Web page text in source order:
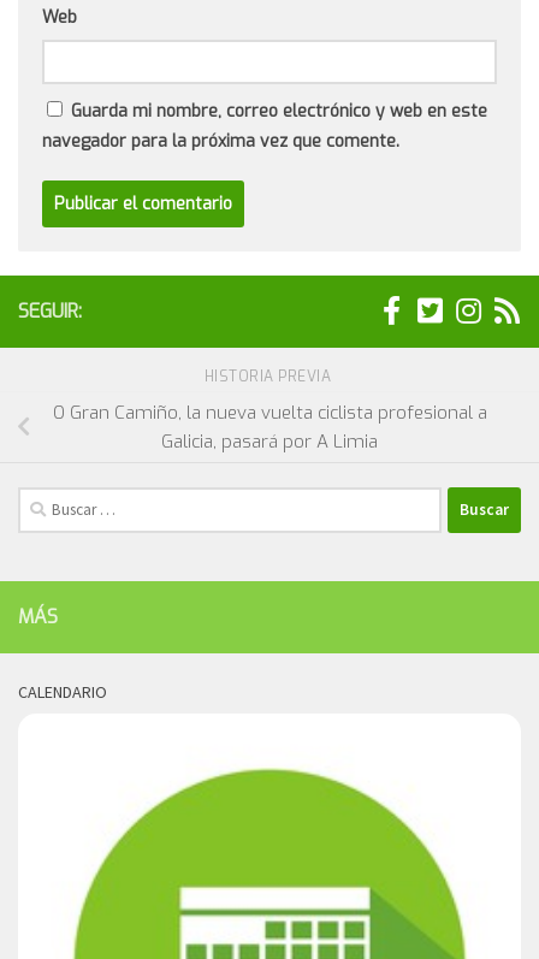
Web
Guarda mi nombre, correo electrónico y web en este
navegador para la próxima vez que comente.
SEGUIR:
HISTORIA PREVIA
O Gran Camiño, la nueva vuelta ciclista profesional a
Galicia, pasará por A Limia
Buscar:
MÁS
CALENDARIO